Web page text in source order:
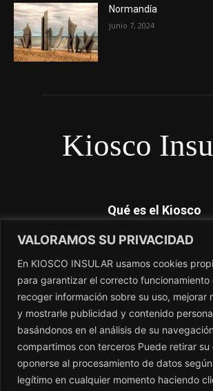
VALORAMOS SU PRIVACIDAD
En KIOSCO INSULAR usamos cookies
para garantizar el correcto funcionamiento
recoger información sobre su uso, mejorar
y mostrarle publicidad y contenido
basándonos en el análisis de su
compartimos con terceros Puede retirar su
oponerse al procesamiento de datos
legítimo en cualquier momento haciendo
Normandía
junio 7, 2024
Kiosco
Qué es el Kiosco
Kiosco Insular es el magacín independiente
dependemos de subvenciones y nosotros si
los periódicos no cuentan. El único periódico
Contacto:redaccion@kioscoinsular.com
SÍGANOS